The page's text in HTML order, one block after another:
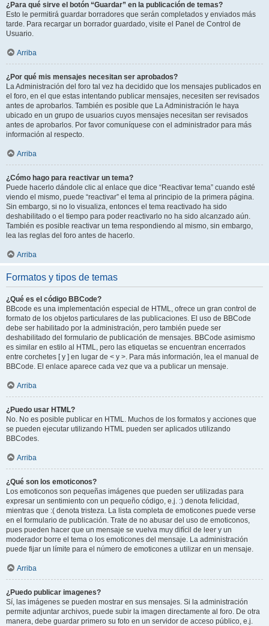
¿Para qué sirve el botón “Guardar” en la publicación de temas?
Esto le permitirá guardar borradores que serán completados y enviados más
tarde. Para recargar un borrador guardado, visite el Panel de Control de
Usuario.
Arriba
¿Por qué mis mensajes necesitan ser aprobados?
La Administración del foro tal vez ha decidido que los mensajes publicados en
el foro, en el que estas intentando publicar mensajes, necesiten ser revisados
antes de aprobarlos. También es posible que La Administración le haya
ubicado en un grupo de usuarios cuyos mensajes necesitan ser revisados
antes de aprobarlos. Por favor comuníquese con el administrador para más
información al respecto.
Arriba
¿Cómo hago para reactivar un tema?
Puede hacerlo dándole clic al enlace que dice “Reactivar tema” cuando esté
viendo el mismo, puede “reactivar” el tema al principio de la primera página.
Sin embargo, si no lo visualiza, entonces el tema reactivado ha sido
deshabilitado o el tiempo para poder reactivarlo no ha sido alcanzado aún.
También es posible reactivar un tema respondiendo al mismo, sin embargo,
lea las reglas del foro antes de hacerlo.
Arriba
Formatos y tipos de temas
¿Qué es el código BBCode?
BBcode es una implementación especial de HTML, ofrece un gran control de
formato de los objetos particulares de las publicaciones. El uso de BBCode
debe ser habilitado por la administración, pero también puede ser
deshabilitado del formulario de publicación de mensajes. BBCode asimismo
es similar en estilo al HTML, pero las etiquetas se encuentran encerrados
entre corchetes [ y ] en lugar de < y >. Para más información, lea el manual de
BBCode. El enlace aparece cada vez que va a publicar un mensaje.
Arriba
¿Puedo usar HTML?
No. No es posible publicar en HTML. Muchos de los formatos y acciones que
se pueden ejecutar utilizando HTML pueden ser aplicados utilizando
BBCodes.
Arriba
¿Qué son los emoticonos?
Los emoticonos son pequeñas imágenes que pueden ser utilizadas para
expresar un sentimiento con un pequeño código, e.j. :) denota felicidad,
mientras que :( denota tristeza. La lista completa de emoticones puede verse
en el formulario de publicación. Trate de no abusar del uso de emoticonos,
pues pueden hacer que un mensaje se vuelva muy difícil de leer y un
moderador borre el tema o los emoticones del mensaje. La administración
puede fijar un límite para el número de emoticones a utilizar en un mensaje.
Arriba
¿Puedo publicar imagenes?
Sí, las imágenes se pueden mostrar en sus mensajes. Si la administración
permite adjuntar archivos, puede subir la imagen directamente al foro. De otra
manera, debe guardar primero su foto en un servidor de acceso público, e.j.